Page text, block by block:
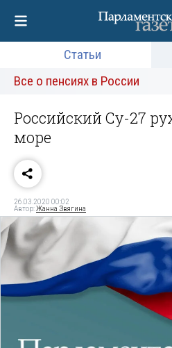
Статьи
Все о пенсиях в России
Российский Су-27
море
26.03.2020 00:02
Автор:Жанна Звягина